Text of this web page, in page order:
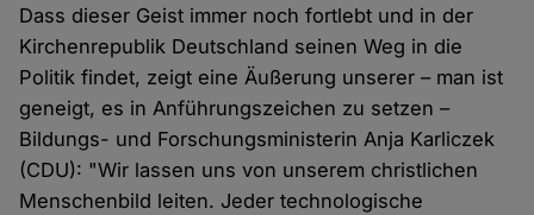
Dass dieser Geist immer noch fortlebt und in der
Kirchenrepublik Deutschland seinen Weg in die
Politik findet, zeigt eine Äußerung unserer – man ist
geneigt, es in Anführungszeichen zu setzen –
Bildungs- und Forschungsministerin Anja Karliczek
(CDU): "Wir lassen uns von unserem christlichen
Menschenbild leiten. Jeder technologische